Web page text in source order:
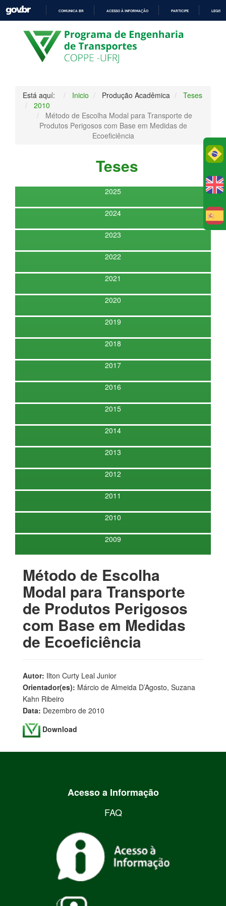
PARA
O
CONTEÚDO
COMUNICA BR ACESSO À INFORMAÇÃO PARTICIPE
Está aquí: Inicio Produção Acadêmica
Teses
2010
Método de Escolha Modal para Transporte de
Produtos Perigosos com Base em Medidas de
Ecoeficiência
Teses
2025
2024
2023
2022
2021
2020
2019
2018
2017
2016
2015
2014
2013
2012
2011
2010
2009
Método de Escolha
Modal para Transporte
de Produtos Perigosos
com Base em Medidas
de Ecoeficiência
Autor: Ilton Curty Leal Junior
Orientador(es): Márcio de Almeida D’Agosto, Suzana
Kahn Ribeiro
Data: Dezembro de 2010
Download
Acesso a Informação
FAQ